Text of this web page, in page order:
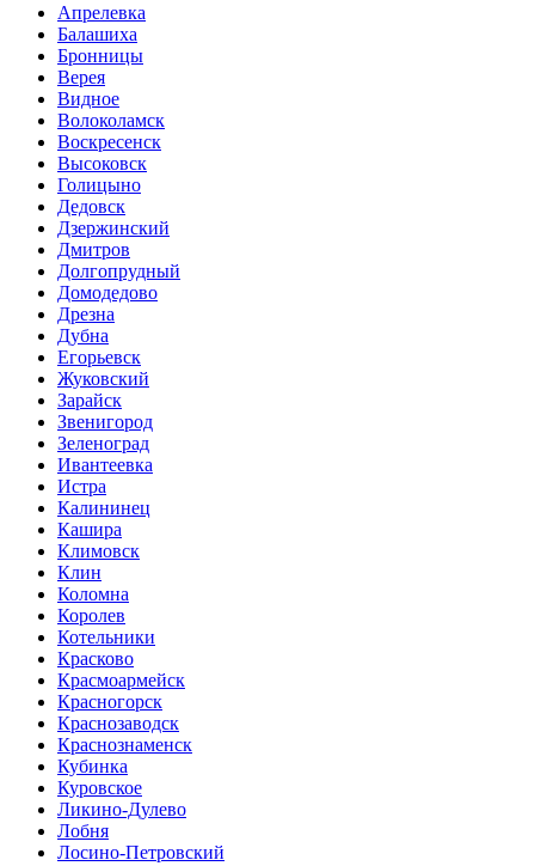
Апрелевка
Балашиха
Бронницы
Верея
Видное
Волоколамск
Воскресенск
Высоковск
Голицыно
Дедовск
Дзержинский
Дмитров
Долгопрудный
Домодедово
Дрезна
Дубна
Егорьевск
Жуковский
Зарайск
Звенигород
Зеленоград
Ивантеевка
Истра
Калининец
Кашира
Климовск
Клин
Коломна
Королев
Котельники
Красково
Красмоармейск
Красногорск
Краснозаводск
Краснознаменск
Кубинка
Куровское
Ликино-Дулево
Лобня
Лосино-Петровский